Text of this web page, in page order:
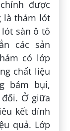
được
là thảm lót
lót sàn ô tô
các sản
có lớp
chất liệu
bám bụi,
Ở giữa
kết dính
quả. Lớp